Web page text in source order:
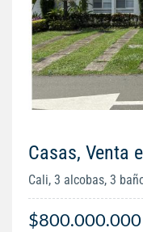
Casas, Venta
Cali, 3 alcobas, 3
$800.000.000